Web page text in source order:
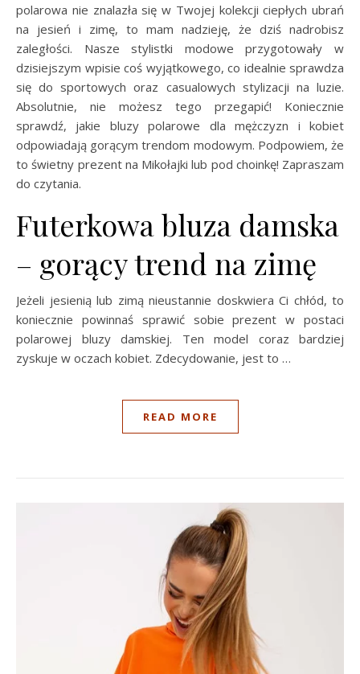
polarowa nie znalazła się w Twojej kolekcji ciepłych ubrań
na jesień i zimę, to mam nadzieję, że dziś nadrobisz
zaległości. Nasze stylistki modowe przygotowały w
dzisiejszym wpisie coś wyjątkowego, co idealnie sprawdza
się do sportowych oraz casualowych stylizacji na luzie.
Absolutnie, nie możesz tego przegapić! Koniecznie
sprawdź, jakie bluzy polarowe dla mężczyzn i kobiet
odpowiadają gorącym trendom modowym. Podpowiem, że
to świetny prezent na Mikołajki lub pod choinkę! Zapraszam
do czytania.
Futerkowa bluza damska
– gorący trend na zimę
Jeżeli jesienią lub zimą nieustannie doskwiera Ci chłód, to
koniecznie powinnaś sprawić sobie prezent w postaci
polarowej bluzy damskiej. Ten model coraz bardziej
zyskuje w oczach kobiet. Zdecydowanie, jest to …
READ MORE